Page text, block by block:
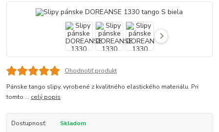
Ohodnotiť produkt
Pánske tango slipy, vyrobené z kvalitného elastického materiálu. Pri
tomto ... celý popis
Dostupnosť:
Skladom